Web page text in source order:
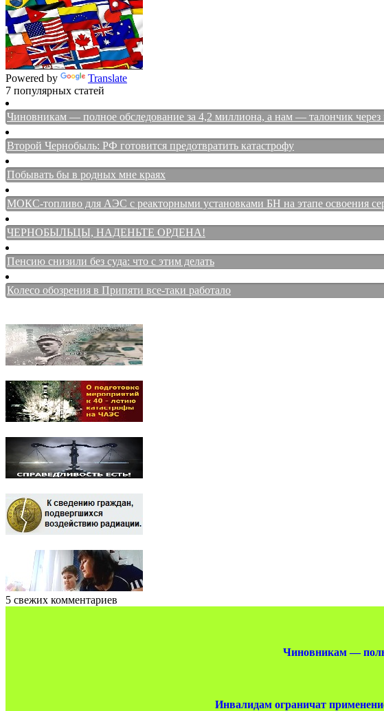
Powered by
Translate
7 популярных статей
Чиновникам — полное обследование за 4,2 миллиона, а нам — талончик через
Второй Чернобыль: РФ готовится предотвратить катастрофу
Побывать бы в родных мне краях
МОКС-топливо для АЭС с реакторными установками БН на этапе освоения
ЧЕРНОБЫЛЬЦЫ, НАДЕНЬТЕ ОРДЕНА!
Пенсию снизили без суда: что с этим делать
Колесо обозрения в Припяти все-таки работало
5 свежих комментариев
Чиновникам —
Инвалидам ограничат